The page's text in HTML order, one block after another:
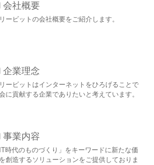
会社概要
ービットの会社概要をご紹介します。
企業理念
ービットはインターネットをひろげることで
に貢献する企業でありたいと考えています。
事業内容
IT時代のものづくり」をキーワードに新たな価
創造するソリューションをご提供しておりま